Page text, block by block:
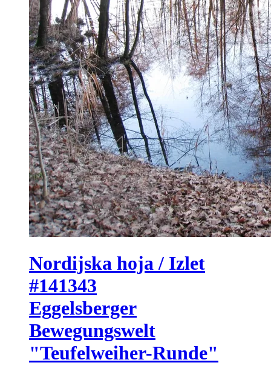
Nordijska hoja / Izlet
#141343
Eggelsberger
Bewegungswelt
"Teufelweiher-Runde"